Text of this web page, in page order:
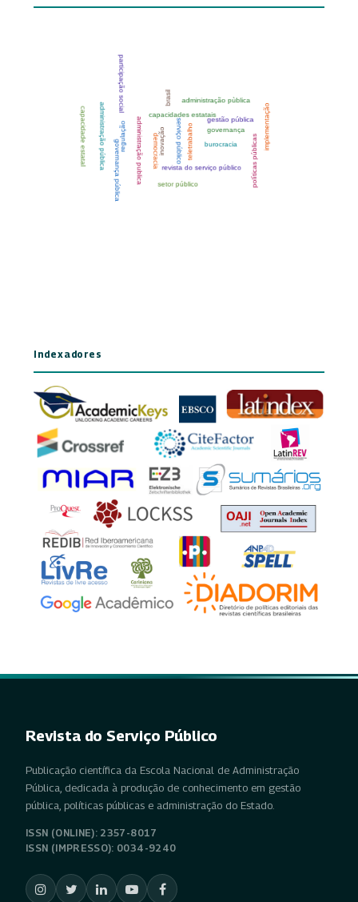
Indexadores
Revista do Serviço Público
Publicação científica da Escola Nacional de Administração
Pública, dedicada à produção de conhecimento em gestão
pública, políticas públicas e administração do Estado.
ISSN (ONLINE): 2357-8017
ISSN (IMPRESSO): 0034-9240